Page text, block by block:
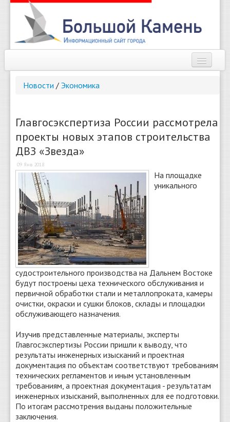
Справочник
Погода
О сайте
Новости / Экономика
Главгосэкспертиза России рассмотрела
проекты новых этапов строительства
ДВЗ «Звезда»
09 Янв 2018
На площадке
уникального
судостроительного производства на Дальнем Востоке
будут построены цеха технического обслуживания и
первичной обработки стали и металлопроката, камеры
очистки, окраски и сушки блоков, склады и площадки
обслуживающего назначения.
Изучив представленные материалы, эксперты
Главгосэкспертизы России пришли к выводу, что
результаты инженерных изысканий и проектная
документация по объектам соответствуют требованиям
технических регламентов и иным установленным
требованиям, а проектная документация - результатам
инженерных изысканий, выполненных для ее подготовки.
По итогам рассмотрения выданы положительные
заключения.